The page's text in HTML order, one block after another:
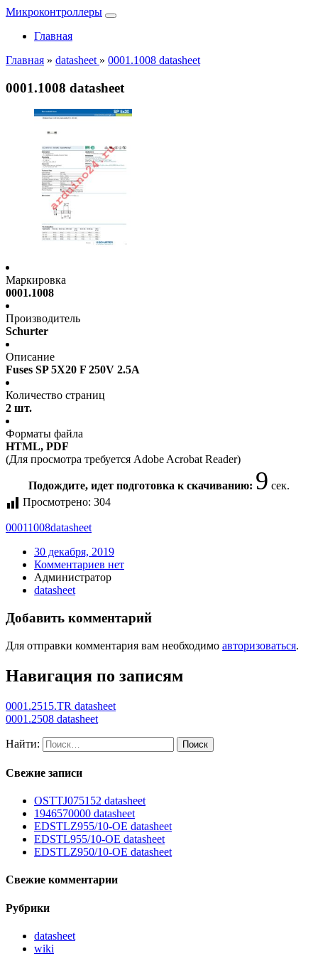
Микроконтроллеры
Главная
Главная » datasheet » 0001.1008 datasheet
0001.1008 datasheet
Маркировка
0001.1008
Производитель
Schurter
Описание
Fuses SP 5X20 F 250V 2.5A
Количество страниц
2 шт.
Форматы файла
HTML, PDF
(Для просмотра требуется Adobe Acrobat Reader)
Подождите, идет подготовка к скачиванию: 9 сек.
Просмотрено: 304
00011008datasheet
30 декабря, 2019
Комментариев нет
Администратор
datasheet
Добавить комментарий
Для отправки комментария вам необходимо авторизоваться.
Навигация по записям
0001.2515.TR datasheet
0001.2508 datasheet
Найти:
Свежие записи
OSTTJ075152 datasheet
1946570000 datasheet
EDSTLZ955/10-OE datasheet
EDSTL955/10-OE datasheet
EDSTLZ950/10-OE datasheet
Свежие комментарии
Рубрики
datasheet
wiki